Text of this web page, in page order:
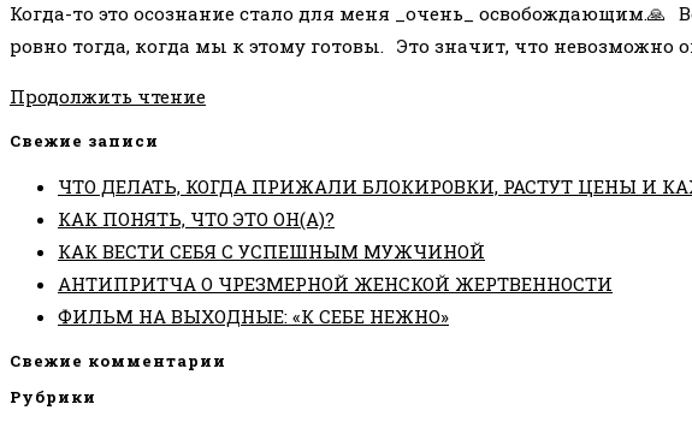
записи:
Когда-то это осознание стало для меня _очень_
ровно тогда, когда мы к этому готовы.⠀Это значит, что невозможно
Продолжить чтениеВСЕ
ВОВРЕМЯ
Свежие записи
ЧТО ДЕЛАТЬ, КОГДА ПРИЖАЛИ БЛОКИРОВКИ, РАСТУТ ЦЕНЫ И
КАК ПОНЯТЬ, ЧТО ЭТО ОН(А)?
КАК ВЕСТИ СЕБЯ С УСПЕШНЫМ МУЖЧИНОЙ
АНТИПРИТЧА О ЧРЕЗМЕРНОЙ ЖЕНСКОЙ ЖЕРТВЕННОСТИ
ФИЛЬМ НА ВЫХОДНЫЕ: «К СЕБЕ НЕЖНО»
Свежие комментарии
Рубрики